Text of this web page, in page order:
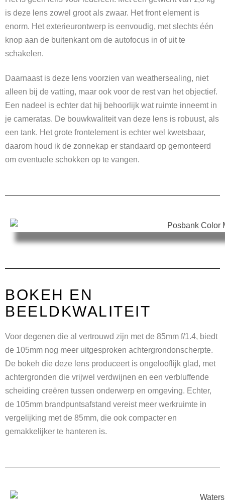
is deze lens zowel groot als zwaar. Het front element is
enorm. Het exterieurontwerp is eenvoudig, met slechts één
knop aan de buitenkant om de autofocus in of uit te
schakelen.
Daarnaast is deze lens voorzien van weathersealing, niet
alleen bij de vatting, maar ook voor de rest van het objectief.
Een nadeel is echter dat hij behoorlijk wat ruimte inneemt in
je cameratas. De bouwkwaliteit van deze lens is robuust, als
een tank. Het grote frontelement is echter wel kwetsbaar,
daarom houd ik de zonnekap er standaard op gemonteerd
om eventuele schokken op te vangen.
BOKEH EN
BEELDKWALITEIT
Voor degenen die al vertrouwd zijn met de 85mm f/1.4, biedt
de 105mm nog meer uitgesproken achtergrondonscherpte.
De bokeh die deze lens produceert is ongelooflijk glad, met
achtergronden die vrijwel verdwijnen en een verbluffende
scheiding creëren tussen onderwerp en omgeving. Echter,
de 105mm brandpuntsafstand vereist meer werkruimte in
vergelijking met de 85mm, die ook compacter en
gemakkelijker te hanteren is.